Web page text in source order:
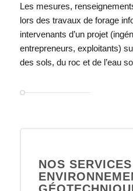
Les mesures,
lors des travaux de forage
intervenants d’un projet
entrepreneurs, exploitants)
des sols, du roc et de l’eau
NOS